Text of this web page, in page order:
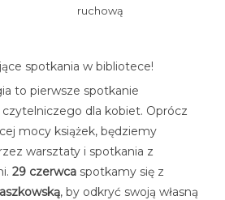
ruchową
spotkania w bibliotece!
to pierwsze spotkanie
dla kobiet. Oprócz
mocy książek, będziemy
warsztaty i spotkania z
29 czerwca spotkamy się z
, by odkryć swoją własną